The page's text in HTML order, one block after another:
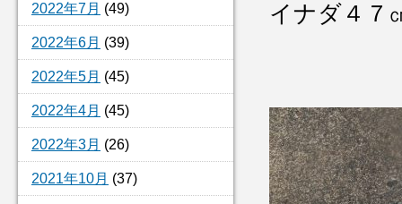
2022年7月 (49)
2022年6月 (39)
2022年5月 (45)
2022年4月 (45)
2022年3月 (26)
2021年10月 (37)
イナダ４